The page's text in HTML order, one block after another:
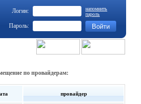
Логин:
напомнить
пароль
Пароль:
по провайдерам:
провайдер